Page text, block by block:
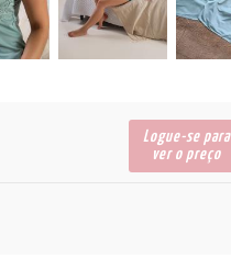
Logue-se para
ver o preço